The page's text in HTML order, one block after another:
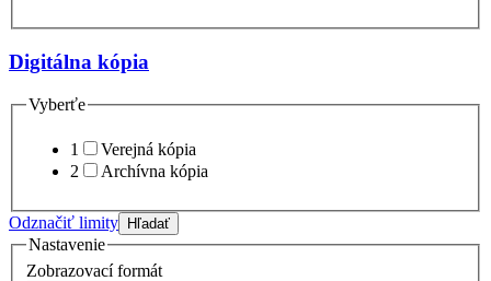
Digitálna kópia
Vyberťe
1
Verejná kópia
2
Archívna kópia
Odznačiť limity Hľadať
Nastavenie
Zobrazovací formát